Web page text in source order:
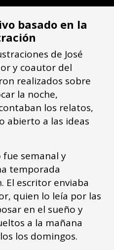
basado en la
de José
y coautor del
realizados sobre
la noche,
los relatos,
abierto a las ideas
semanal y
temporada
El escritor enviaba
quien lo leía por las
en el sueño y
a la mañana
los domingos.